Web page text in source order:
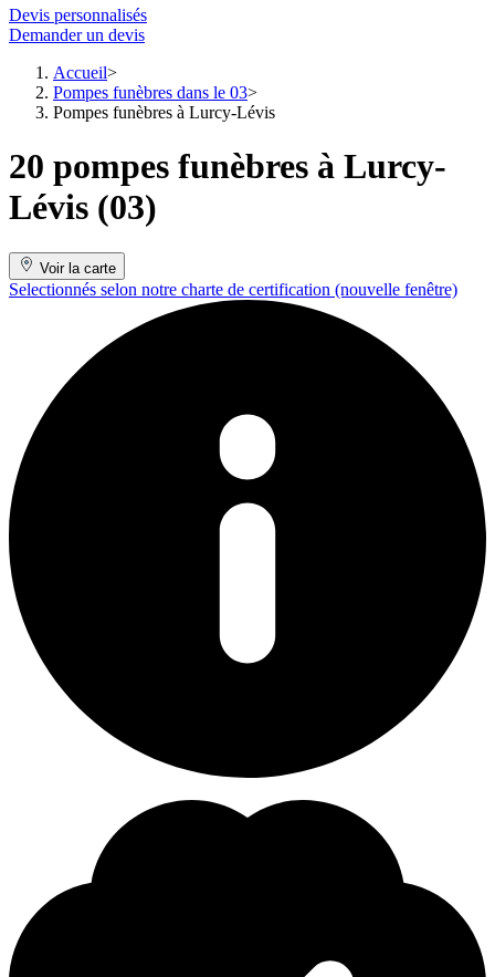
Devis personnalisés
Demander un devis
Accueil
Pompes funèbres dans le 03
Pompes funèbres à Lurcy-Lévis
20 pompes funèbres à Lurcy-
Lévis (03)
Voir la carte
Selectionnés selon notre charte de certification (nouvelle fenêtre)